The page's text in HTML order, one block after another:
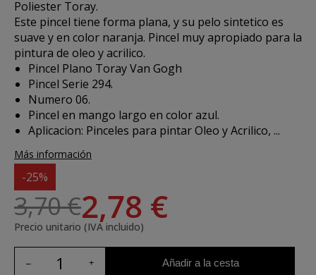
Poliester Toray.
Este pincel tiene forma plana, y su pelo sintetico es
suave y en color naranja. Pincel muy apropiado para la
pintura de oleo y acrilico.
Pincel Plano Toray Van Gogh
Pincel Serie 294.
Numero 06.
Pincel en mango largo en color azul.
Aplicacion: Pinceles para pintar Oleo y Acrilico, ...
Más información
-25%
3,70 €2,78 €
Precio unitario (IVA incluido)
Añadir a la cesta